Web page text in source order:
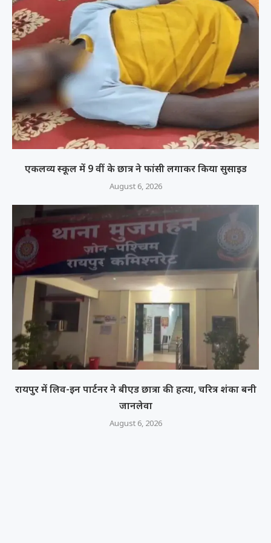
एकलव्य स्कूल में 9 वीं के छात्र ने फांसी लगाकर किया सुसाइड
August 6, 2026
रायपुर में लिव-इन पार्टनर ने बीएड छात्रा की हत्या, चरित्र शंका बनी
जानलेवा
August 6, 2026